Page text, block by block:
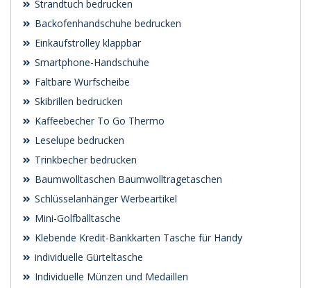
Strandtuch bedrucken
Backofenhandschuhe bedrucken
Einkaufstrolley klappbar
Smartphone-Handschuhe
Faltbare Wurfscheibe
Skibrillen bedrucken
Kaffeebecher To Go Thermo
Leselupe bedrucken
Trinkbecher bedrucken
Baumwolltaschen Baumwolltragetaschen
Schlüsselanhänger Werbeartikel
Mini-Golfballtasche
Klebende Kredit-Bankkarten Tasche für Handy
individuelle Gürteltasche
Individuelle Münzen und Medaillen